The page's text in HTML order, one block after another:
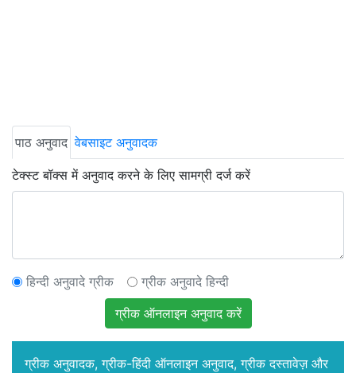
पाठ अनुवाद वेबसाइट अनुवादक
टेक्स्ट बॉक्स में अनुवाद करने के लिए सामग्री दर्ज करें
हिन्दी अनुवादे ग्रीक
ग्रीक अनुवादे हिन्दी
ग्रीक ऑनलाइन अनुवाद करें
ग्रीक अनुवादक, ग्रीक-हिंदी ऑनलाइन अनुवाद, ग्रीक दस्तावेज़ और